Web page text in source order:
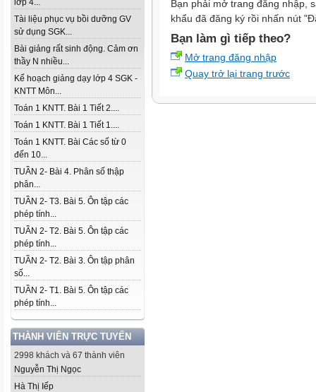
lớp 4...
Tài liệu phục vụ bồi dưỡng GV
sử dụng SGK...
Bài giảng rất sinh động. Cảm ơn
thầy N nhiều...
Kế hoạch giảng dạy lớp 4 SGK -
KNTT Môn...
Toán 1 KNTT. Bài 1 Tiết 2....
Toán 1 KNTT. Bài 1 Tiết 1....
Toán 1 KNTT. Bài Các số từ 0
đến 10...
TUẦN 2- Bài 4. Phân số thập
phân...
TUẦN 2- T3. Bài 5. Ôn tập các
phép tính...
TUẦN 2- T2. Bài 5. Ôn tập các
phép tính...
TUẦN 2- T2. Bài 3. Ôn tập phân
số...
TUẦN 2- T1. Bài 5. Ôn tập các
phép tính...
THÀNH VIÊN TRỰC TUYẾN
2998 khách và 67 thành viên
Nguyễn Thị Ngọc
Hà Thị Iếp
Bạn phải mở trang đăng nhập,
khẩu đã đăng ký rồi nhấn nút
Bạn làm gì tiếp theo?
Mở trang đăng nhập
Quay trở lại trang trước